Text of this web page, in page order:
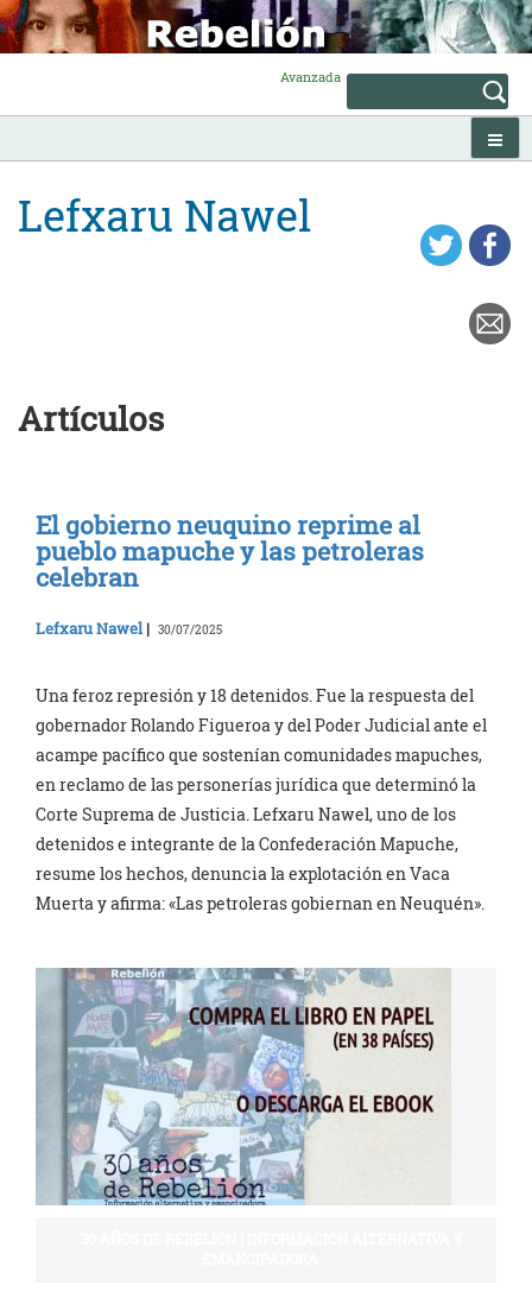
Skip
to
content
Avanzada
Lefxaru Nawel
Artículos
El gobierno neuquino reprime al
pueblo mapuche y las petroleras
celebran
Lefxaru Nawel | 30/07/2025
Una feroz represión y 18 detenidos. Fue la respuesta del
gobernador Rolando Figueroa y del Poder Judicial ante el
acampe pacífico que sostenían comunidades mapuches,
en reclamo de las personerías jurídica que determinó la
Corte Suprema de Justicia. Lefxaru Nawel, uno de los
detenidos e integrante de la Confederación Mapuche,
resume los hechos, denuncia la explotación en Vaca
Muerta y afirma: «Las petroleras gobiernan en Neuquén».